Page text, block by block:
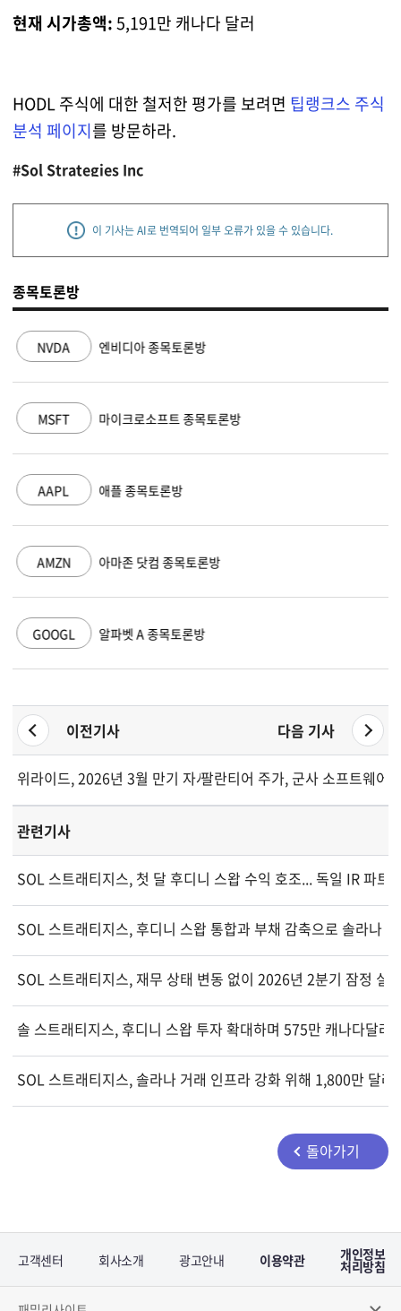
현재 시가총액:5,191만 캐나다 달러
HODL 주식에 대한 철저한 평가를 보려면 팁랭크스 주식
분석 페이지를 방문하라.
#Sol Strategies Inc
이 기사는 AI로 번역되어 일부 오류가 있을 수 있습니다.
종목토론방
NVDA 엔비디아 종목토론방
MSFT 마이크로소프트 종목토론방
AAPL 애플 종목토론방
AMZN 아마존 닷컴 종목토론방
GOOGL 알파벳 A 종목토론방
이전기사 다음 기사
위라이드, 2026년 3월 만기 자사주 매입 권한으로 홍콩거래소
팔란티어 주가, 군사 소프트웨어
관련기사
SOL 스트래티지스, 첫 달 후디니 스왑 수익 호조... 독일 IR 파트
SOL 스트래티지스, 후디니 스왑 통합과 부채 감축으로 솔라나
SOL 스트래티지스, 재무 상태 변동 없이 2026년 2분기 잠정 실
솔 스트래티지스, 후디니 스왑 투자 확대하며 575만 캐나다달러
SOL 스트래티지스, 솔라나 거래 인프라 강화 위해 1,800만 달
돌아가기
고객센터 회사소개 광고안내 이용약관 개인정보
처리방침